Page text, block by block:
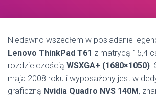
Niedawno wszedłem w posiadanie
Lenovo ThinkPad T61 z matrycą 15,4
rozdzielczością WSXGA+ (1680×1050).
maja 2008 roku i wyposażony jest w
graficzną Nvidia Quadro NVS 140M,